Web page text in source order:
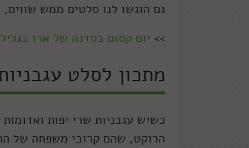
גם הוגשו לנו סלטים ממש
>> יום קסום בסדנה של ארז בגליל
מתכון לסלט
כשיש עגבניות שרי יפות
הרוקט, שהם קרובי משפחה של